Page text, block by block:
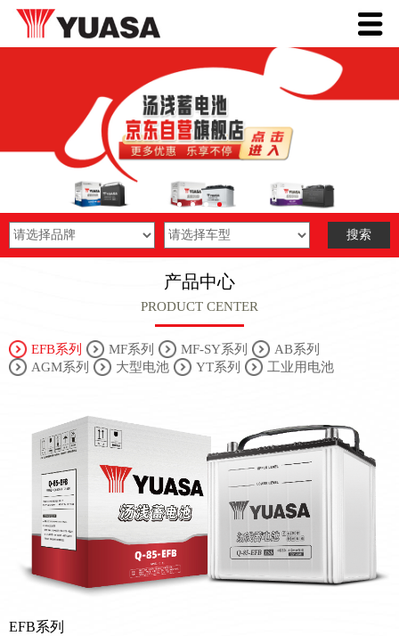
产品中心
PRODUCT CENTER
EFB系列 MF系列 MF-SY系列
AB系列
AGM系列
大型电池 YT系列 工业用电池
EFB系列